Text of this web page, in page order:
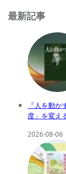
最新記事
『人を動
度」を変え
2026-08-06